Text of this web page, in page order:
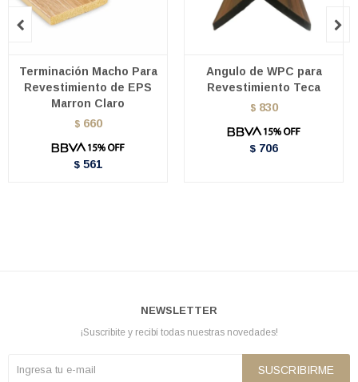
Terminación Macho Para
Revestimiento de EPS
Marron Claro
$ 660
$ 561
Angulo de WPC para
Revestimiento Teca
$ 830
$ 706
 
NEWSLETTER
¡Suscribite y recibí todas nuestras novedades!
SUSCRIBIRME